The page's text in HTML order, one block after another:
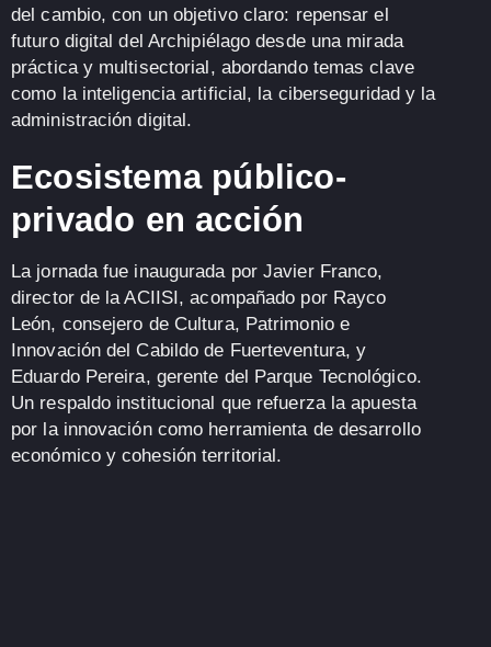
del cambio, con un objetivo claro: repensar el
futuro digital del Archipiélago desde una mirada
práctica y multisectorial, abordando temas clave
como la inteligencia artificial, la ciberseguridad y la
administración digital.
Ecosistema público-
privado en acción
La jornada fue inaugurada por Javier Franco,
director de la ACIISI, acompañado por Rayco
León, consejero de Cultura, Patrimonio e
Innovación del Cabildo de Fuerteventura, y
Eduardo Pereira, gerente del Parque Tecnológico.
Un respaldo institucional que refuerza la apuesta
por la innovación como herramienta de desarrollo
económico y cohesión territorial.